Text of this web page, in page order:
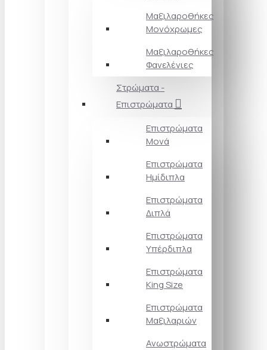
Μαξιλαροθήκες
Μονόχρωμες
Μαξιλαροθήκες
Φανελένιες
Στρώματα -
Επιστρώματα
Επιστρώματα
Μονά
Επιστρώματα
Ημίδιπλα
Επιστρώματα
Διπλά
Επιστρώματα
Υπέρδιπλα
Επιστρώματα
King Size
Επιστρώματα
Μαξιλαριών
Ανωστρώματα